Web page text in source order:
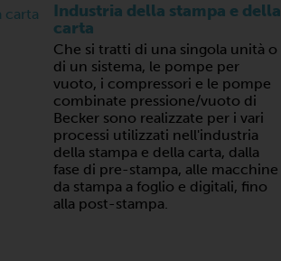
Industria della stampa e della
carta
Che si tratti di una singola unità o
di un sistema, le pompe per
vuoto, i compressori e le pompe
combinate pressione/vuoto di
Becker sono realizzate per i vari
processi utilizzati nell'industria
della stampa e della carta, dalla
fase di pre-stampa, alle macchine
da stampa a foglio e digitali, fino
alla post-stampa.